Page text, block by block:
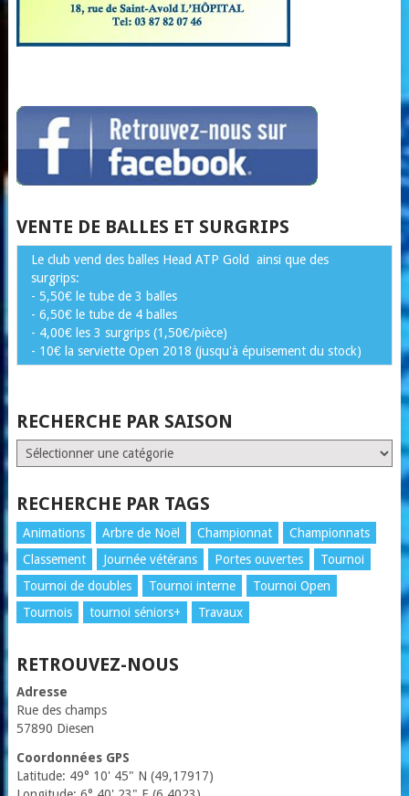
VENTE DE BALLES ET SURGRIPS
Le club vend des balles Head ATP Gold ainsi que des
surgrips:
- 5,50€ le tube de 3 balles
- 6,50€ le tube de 4 balles
- 4,00€ les 3 surgrips (1,50€/pièce)
- 10€ la serviette Open 2018 (jusqu'à épuisement du stock)
RECHERCHE PAR SAISON
RECHERCHE
PAR
RECHERCHE PAR TAGS
Animations Arbre de Noël Championnat
Championnats
Classement
Journée vétérans Portes ouvertes
Tournoi
Tournoi de doubles
Tournoi interne
Tournoi Open
Tournois
tournoi séniors+ Travaux
RETROUVEZ-NOUS
Adresse
Rue des champs
57890 Diesen
Coordonnées GPS
Latitude: 49° 10' 45" N (49,17917)